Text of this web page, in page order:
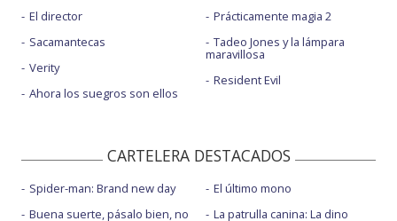
El director
Sacamantecas
Verity
Ahora los suegros son ellos
Prácticamente magia 2
Tadeo Jones y la lámpara
maravillosa
Resident Evil
CARTELERA DESTACADOS
Spider-man: Brand new day
Buena suerte, pásalo bien, no
El último mono
La patrulla canina: La dino